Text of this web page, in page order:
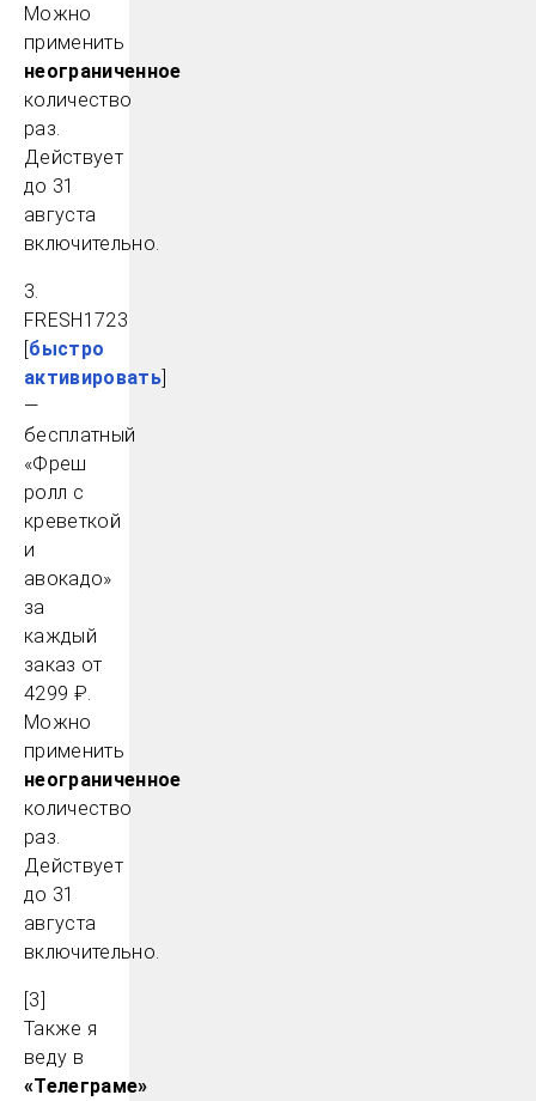
Можно
применить
неограниченное
количество
раз.
Действует
до 31
августа
включительно.
3.
FRESH1723
[быстро
активировать]
—
бесплатный
«Фреш
ролл с
креветкой
и
авокадо»
за
каждый
заказ от
4299 ₽.
Можно
применить
неограниченное
количество
раз.
Действует
до 31
августа
включительно.
[3]
Также я
веду в
«Телеграме»